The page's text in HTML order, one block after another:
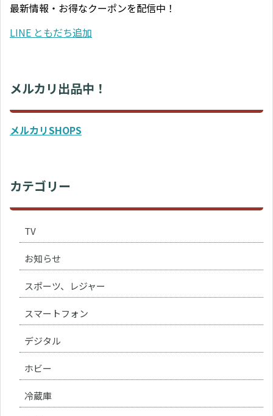
最新情報・お得なクーポンを配信中！
LINE ともだち追加
メルカリ出品中！
メルカリSHOPS
カテゴリー
TV
お知らせ
スポーツ、レジャー
スマートフォン
デジタル
ホビー
冷蔵庫